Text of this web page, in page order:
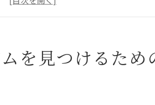
果的に健康維持を目指す方法
を見つけるため